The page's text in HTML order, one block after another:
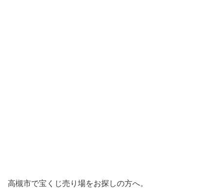
高槻市で宝くじ売り場をお探しの方へ。